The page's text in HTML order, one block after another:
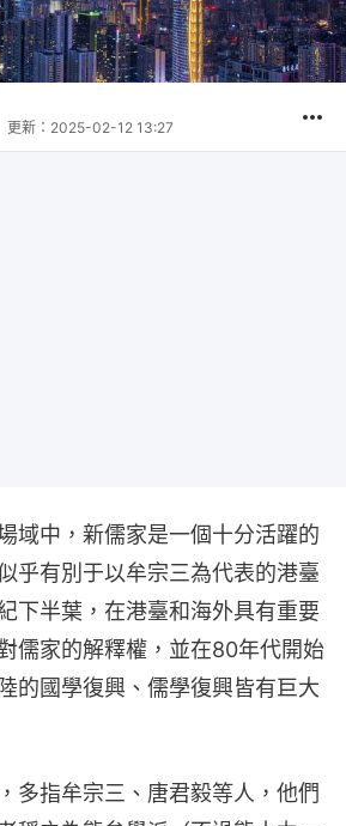
更新： 2025-02-12 13:27
域中，新儒家是一個十分活躍的
乎有別于以牟宗三為代表的港臺
下半葉，在港臺和海外具有重要
儒家的解釋權，並在80年代開始
的國學復興、儒學復興皆有巨大
多指牟宗三、唐君毅等人，他們